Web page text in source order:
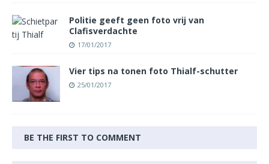
Politie geeft geen foto vrij van
Clafisverdachte
17/01/2017
Vier tips na tonen foto Thialf-schutter
25/01/2017
BE THE FIRST TO COMMENT